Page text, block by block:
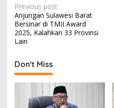
P
o
s
t
n
a
Previous post
Anjungan Sulawesi Barat
Bersinar di TMII Award
2025, Kalahkan 33 Provinsi
Lain
Don't Miss